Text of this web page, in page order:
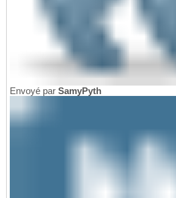
Envoyé par SamyPyth